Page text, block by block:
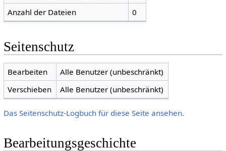
Anzahl der Dateien
0
Seitenschutz
Bearbeiten
Alle Benutzer (unbeschränkt)
Verschieben
Alle Benutzer (unbeschränkt)
Das Seitenschutz-Logbuch für diese Seite ansehen.
Bearbeitungsgeschichte